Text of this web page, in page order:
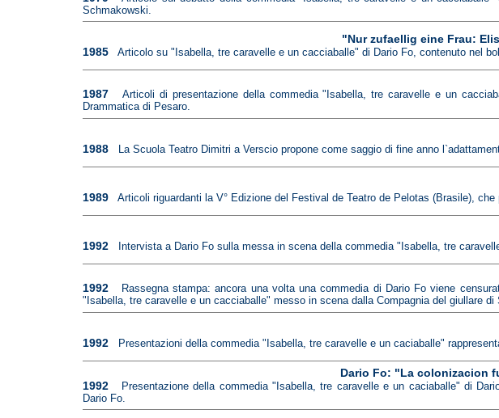
Schmakowski.
"Nur zufaellig eine Frau:
1985
Articolo su "Isabella, tre caravelle e un cacciaballe" di Dario Fo, contenuto nel
1987
Articoli di presentazione della commedia "Isabella, tre caravelle e un
Drammatica di Pesaro.
1988 La Scuola Teatro Dimitri a Verscio propone come saggio di fine anno
1989 Articoli riguardanti la V° Edizione del Festival de Teatro de Pelotas (Brasile),
1992 Intervista a Dario Fo sulla messa in scena della commedia "Isabella, tre
1992
Rassegna stampa: ancora una volta una commedia di Dario Fo viene
"Isabella, tre caravelle e un cacciaballe" messo in scena dalla Compagnia del giullare di
1992 Presentazioni della commedia "Isabella, tre caravelle e un caciaballe"
Dario Fo: "La colonizacion
1992
Presentazione della commedia "Isabella, tre caravelle e un caciaballe" di
Dario Fo.